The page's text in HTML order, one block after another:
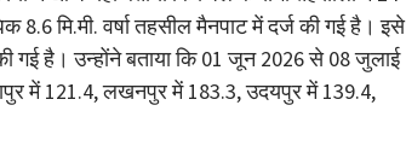
8.6 मि.मी. वर्षा तहसील मैनपाट में दर्ज की गई है। इसे
गई है। उन्होंने बताया कि 01 जून 2026 से 08 जुलाई
में 121.4, लखनपुर में 183.3, उदयपुर में 139.4,